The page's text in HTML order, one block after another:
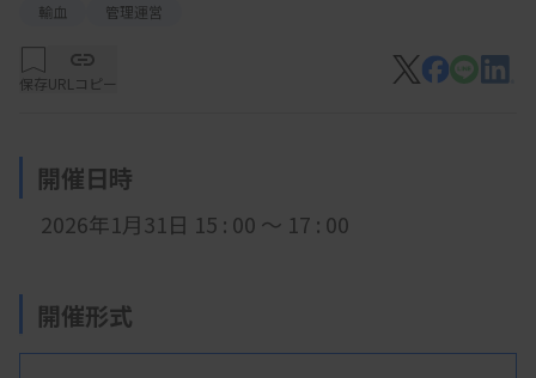
輸血 管理運営
保存URLコピー
開催日時
2026年1月31日 15 : 00 ～ 17 : 00
開催形式
現地開催